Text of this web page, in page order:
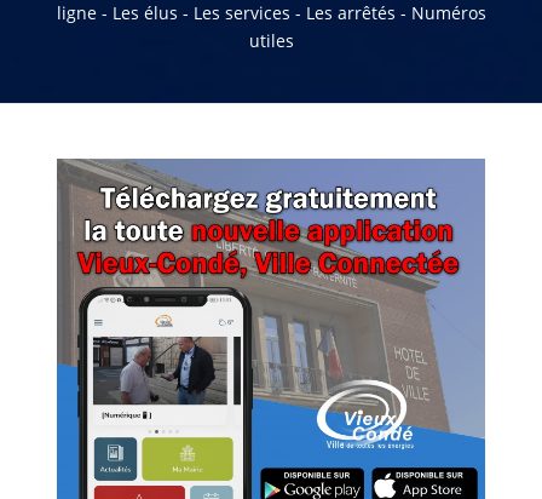
ligne - Les élus - Les services - Les arrêtés - Numéros
utiles